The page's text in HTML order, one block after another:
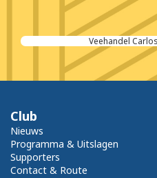
Veehandel
Club
Nieuws
Programma & Uitslagen
Supporters
Contact & Route